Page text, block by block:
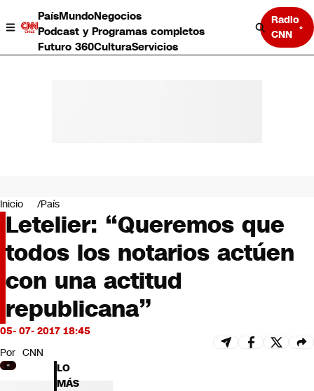
PaísMundoNegocios
Podcast y Programas completos
Futuro 360CulturaServicios
Radio
CNN
Negocios
Deportes
Programas completos
Cultura
Servicios
Bits
CNN tiempo
Futuro 360
Inicio País
Letelier: “Queremos que
todos los notarios actúen
con una actitud
republicana”
05- 07- 2017 18:45
Por CNN
LO
MÁS